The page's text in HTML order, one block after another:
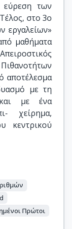
εύρεση των
στο 3ο
εργαλείων»
μαθήματα
αποτέλεσμα
με τη
με ένα
χείρημα,
κεντρικού
Πρώτοι